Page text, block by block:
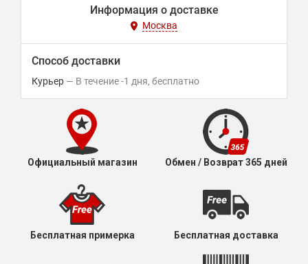
Информация о доставке
Москва
Способ доставки
Курьер В течение-1 дня Бесплатно
Официальный магазин Обмен / Возврат 365 дней
Бесплатная примерка Бесплатная доставка